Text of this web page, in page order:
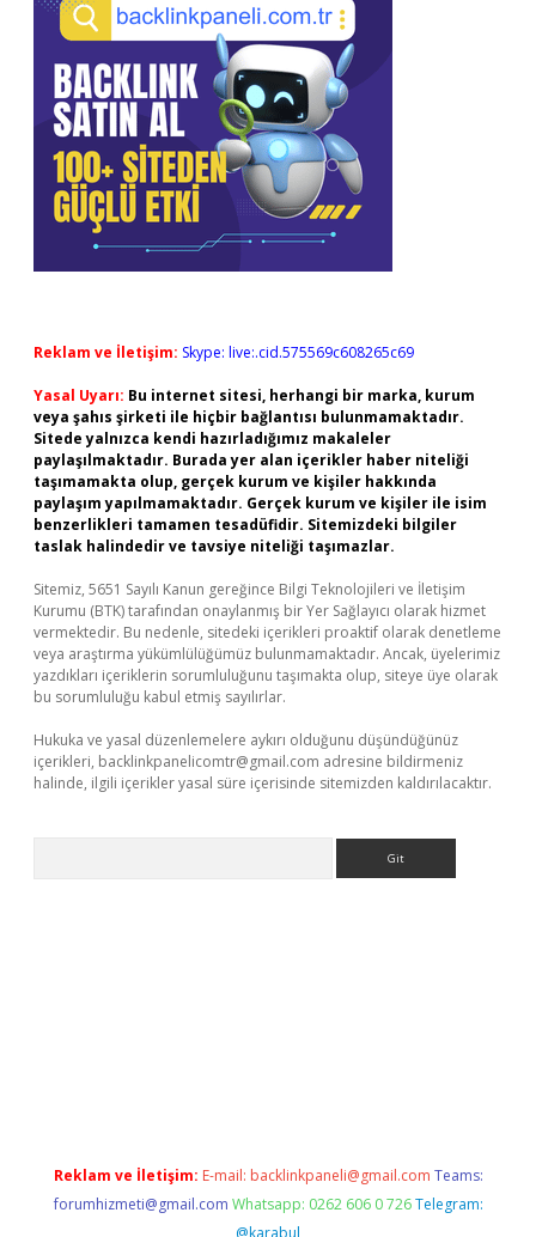
Reklam ve İletişim: Skype: live:.cid.575569c608265c69
Yasal Uyarı: Bu internet sitesi, herhangi bir marka, kurum
veya şahıs şirketi ile hiçbir bağlantısı bulunmamaktadır.
Sitede yalnızca kendi hazırladığımız makaleler
paylaşılmaktadır. Burada yer alan içerikler haber niteliği
taşımamakta olup, gerçek kurum ve kişiler hakkında
paylaşım yapılmamaktadır. Gerçek kurum ve kişiler ile isim
benzerlikleri tamamen tesadüfidir. Sitemizdeki bilgiler
taslak halindedir ve tavsiye niteliği taşımazlar.
Sitemiz, 5651 Sayılı Kanun gereğince Bilgi Teknolojileri ve İletişim
Kurumu (BTK) tarafından onaylanmış bir Yer Sağlayıcı olarak hizmet
vermektedir. Bu nedenle, sitedeki içerikleri proaktif olarak denetleme
veya araştırma yükümlülüğümüz bulunmamaktadır. Ancak, üyelerimiz
yazdıkları içeriklerin sorumluluğunu taşımakta olup, siteye üye olarak
bu sorumluluğu kabul etmiş sayılırlar.
Hukuka ve yasal düzenlemelere aykırı olduğunu düşündüğünüz
içerikleri, backlinkpanelicomtr@gmail.com adresine bildirmeniz
halinde, ilgili içerikler yasal süre içerisinde sitemizden kaldırılacaktır.
Reklam ve İletişim: E-mail: backlinkpaneli@gmail.com Teams:
forumhizmeti@gmail.com Whatsapp: 0262 606 0 726 Telegram:
@karabul